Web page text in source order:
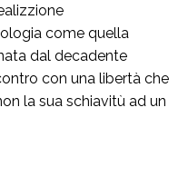
come quella
dal decadente
con una libertà che
la sua schiavitù ad un